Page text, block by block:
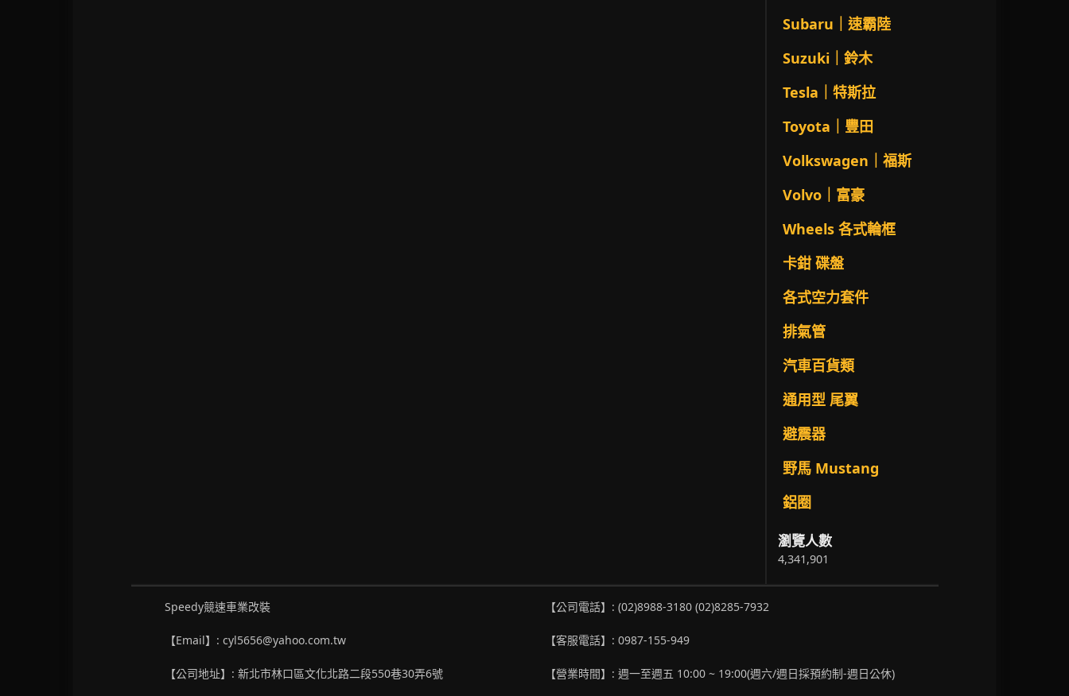
Subaru｜速霸陸
Suzuki｜鈴木
Tesla｜特斯拉
Toyota｜豐田
Volkswagen｜福斯
Volvo｜富豪
Wheels 各式輪框
卡鉗 碟盤
各式空力套件
排氣管
汽車百貨類
通用型 尾翼
避震器
野馬 Mustang
鋁圈
瀏覽人數
4,341,901
Speedy競速車業改裝
【Email】: cyl5656@yahoo.com.tw
【公司地址】: 新北市林口區文化北路二段550巷30弄6號
【公司電話】: (02)8988-3180 (02)8285-7932
【客服電話】: 0987-155-949
【營業時間】: 週一至週五 10:00 ~ 19:00(週六/週日採預約制-週日公休)